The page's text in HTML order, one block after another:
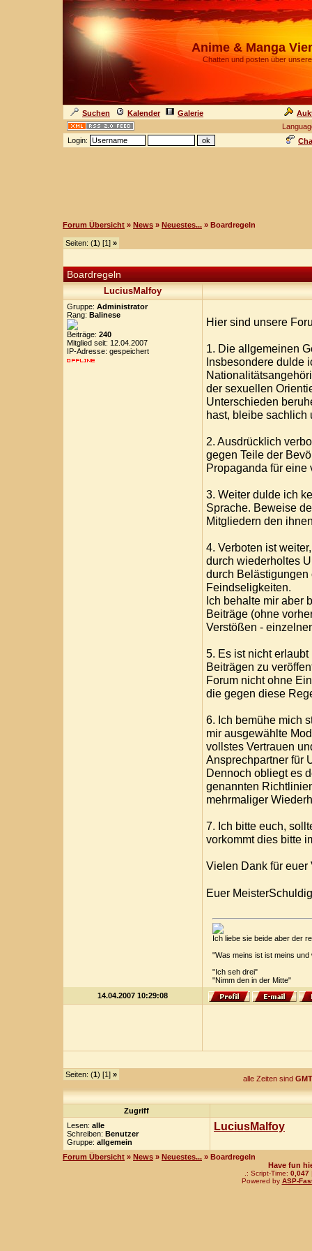
Anime & Manga
Chatten und posten über
Suchen Kalender Galerie
Login:
Forum Übersicht » News » Neuestes... » Boardregeln
Seiten: (1) [1] »
Boardregeln
LuciusMalfoy
Gruppe: Administrator
Rang: Balinese
Beiträge: 240
Mitglied seit: 12.04.2007
IP-Adresse: gespeichert
Hier sind unsere
1. Die allgemeinen
Insbesondere dulde
der sexuellen
Unterschieden
hast, bleibe sachlich
2. Ausdrücklich
gegen Teile der
Propaganda für eine
3. Weiter dulde ich
Sprache. Beweise
Mitgliedern den
4. Verboten ist
durch wiederholtes
durch
Feindseligkeiten.
Ich behalte mir aber
Beiträge (ohne
Verstößen -
5. Es ist nicht
Beiträgen zu
Forum nicht ohne
die gegen diese
6. Ich bemühe mich
mir ausgewählte
vollstes Vertrauen
Ansprechpartner für
Dennoch obliegt es
genannten
mehrmaliger
7. Ich bitte euch,
vorkommt dies bitte
Vielen Dank für euer
Euer
Ich liebe sie beide aber der
"Was meins ist ist meins
"Ich seh drei"
"Nimm den in der Mitte"
14.04.2007 10:29:08
Seiten: (1) [1] » alle Zeiten sind
Zugriff
Lesen: alle
Schreiben: Benutzer
Gruppe: allgemein
LuciusMalfoy
Forum Übersicht » News » Neuestes... » Boardregeln
Have fun
.: Script-Time: 0,047
Powered by ASP-